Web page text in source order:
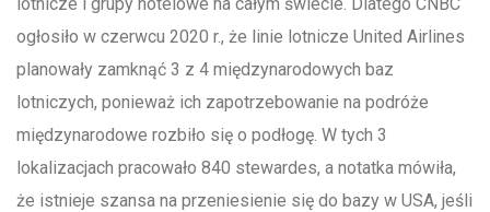
ogłosiło w czerwcu 2020 r., że linie lotnicze United Airlines
planowały zamknąć 3 z 4 międzynarodowych baz
lotniczych, ponieważ ich zapotrzebowanie na podróże
międzynarodowe rozbiło się o podłogę. W tych 3
lokalizacjach pracowało 840 stewardes, a notatka mówiła,
że istnieje szansa na przeniesienie się do bazy w USA, jeśli